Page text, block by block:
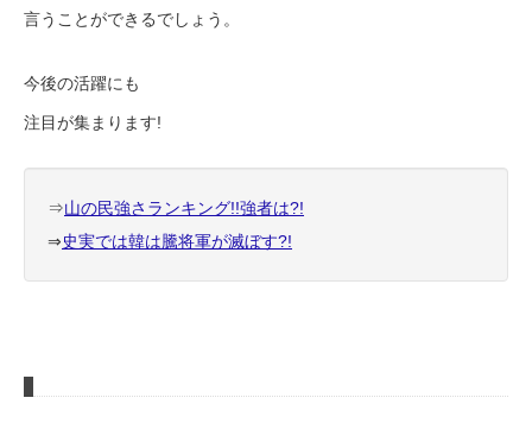
言うことができるでしょう。
今後の活躍にも
注目が集まります!
⇒山の民強さランキング!!強者は?!
⇒史実では韓は騰将軍が滅ぼす?!